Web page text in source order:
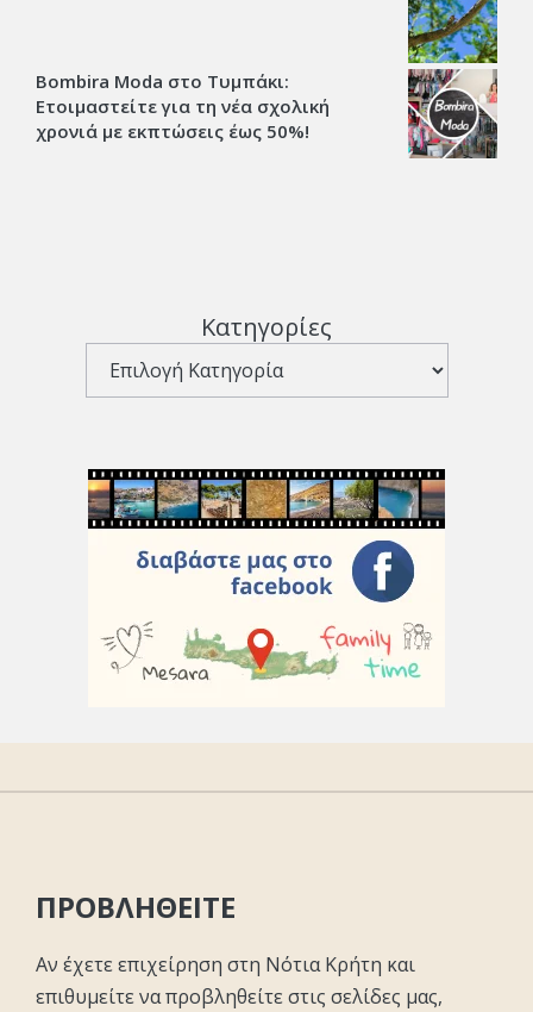
Bombira Moda στο Τυμπάκι:
Ετοιμαστείτε για τη νέα σχολική
χρονιά με εκπτώσεις έως 50%!
Κατηγορίες
ΠΡΟΒΛΗΘΕΙΤΕ
Αν έχετε επιχείρηση στη Νότια Κρήτη και
επιθυμείτε να προβληθείτε στις σελίδες μας,